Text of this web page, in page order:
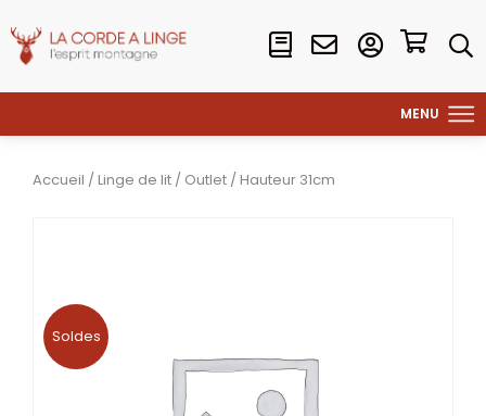
Accueil / Linge de lit / Outlet / Hauteur 31cm
Soldes